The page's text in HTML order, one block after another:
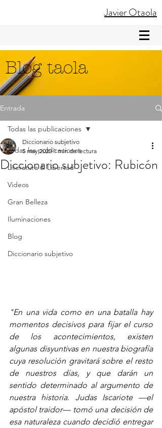
Javier Otaola
Blog taola
Entrada
Todas las publicaciones
Literatura & Libertad
Videos
Gran Belleza
Iluminaciones
Blog
Diccionario subjetivo
Todas las publicaciones
Diccionario subjetivo: Rubicón
Diccionario subjetivo
5 may 2020 1 min de lectura
"En una vida como en una batalla hay
momentos decisivos para fijar el curso
de los acontecimientos, existen
algunas disyuntivas en nuestra biografía
cuya resolución gravitará sobre el resto
de nuestros días, y que darán un
sentido determinado al argumento de
nuestra historia. Judas Iscariote —el
apóstol traidor— tomó una decisión de
esa naturaleza cuando decidió entregar